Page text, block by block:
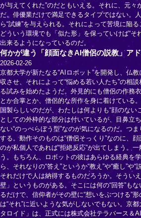
が与えてくれた”のだともいえる。それに、元々
だ。俳優業だけで満足できるタイプではない。
ら“試練”を与えられる。それによって苦境に陥る
どういう環境でも「似た形」を保っていけば“そ
出来るようになっているのだ。
何かが違う「顔面なきAI僧侶の説教」ア
2026-02-26
京都大学が新たなる“AIロボット”を開発し、仏
収させ、それによって“悩める若い人たち”の相
る試みを始めたようだ。外見的にも僧侶の作務
とか合掌とか、僧侶的な所作を身に着けている
国製らしいのだが、わたしは何よりも“顔のない
としての外枠的な部分は付いているが、目鼻立
ない“のっぺらぼう型”なのが気になるのだ。つ
する。動作そのものは“僧侶そっくり”なのに、顔
のが私個人であれば“拒絶反応”が出てしまう。
う。もちろん、ロボットの彼はあらゆる経典を
ら、それなりの“答え”というか“教え”や“癒し”や“
それだけで人は納得するものだろうか。そうい
壁」というものがある。そこには何の“回答”もな
るだけで、信仰者がその壁に“想いをぶつける”
は“それ”に近いような気がしないでもない。京
タロイド」は、正式には株式会社テラバース＆